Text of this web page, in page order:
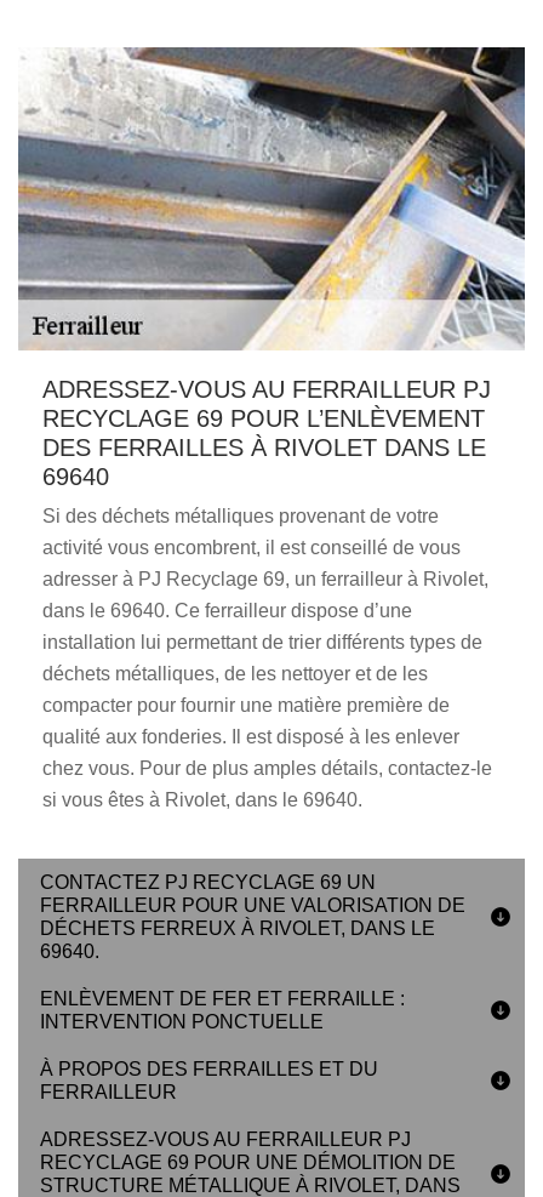
ADRESSEZ-VOUS AU FERRAILLEUR PJ
RECYCLAGE 69 POUR L’ENLÈVEMENT
DES FERRAILLES À RIVOLET DANS LE
69640
Si des déchets métalliques provenant de votre
activité vous encombrent, il est conseillé de vous
adresser à PJ Recyclage 69, un ferrailleur à Rivolet,
dans le 69640. Ce ferrailleur dispose d’une
installation lui permettant de trier différents types de
déchets métalliques, de les nettoyer et de les
compacter pour fournir une matière première de
qualité aux fonderies. Il est disposé à les enlever
chez vous. Pour de plus amples détails, contactez-le
si vous êtes à Rivolet, dans le 69640.
CONTACTEZ PJ RECYCLAGE 69 UN
FERRAILLEUR POUR UNE VALORISATION DE
DÉCHETS FERREUX À RIVOLET, DANS LE
69640.
ENLÈVEMENT DE FER ET FERRAILLE :
INTERVENTION PONCTUELLE
À PROPOS DES FERRAILLES ET DU
FERRAILLEUR
ADRESSEZ-VOUS AU FERRAILLEUR PJ
RECYCLAGE 69 POUR UNE DÉMOLITION DE
STRUCTURE MÉTALLIQUE À RIVOLET, DANS